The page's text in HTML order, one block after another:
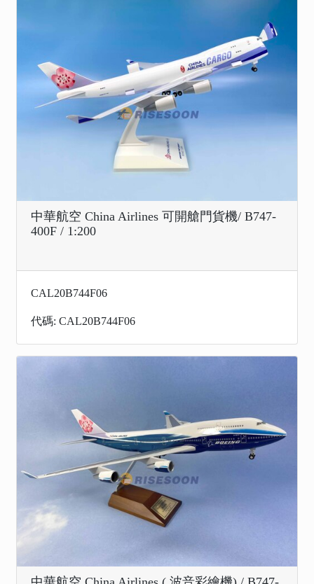
中華航空 China Airlines 可開艙門貨機/ B747-
400F / 1:200
CAL20B744F06
代碼: CAL20B744F06